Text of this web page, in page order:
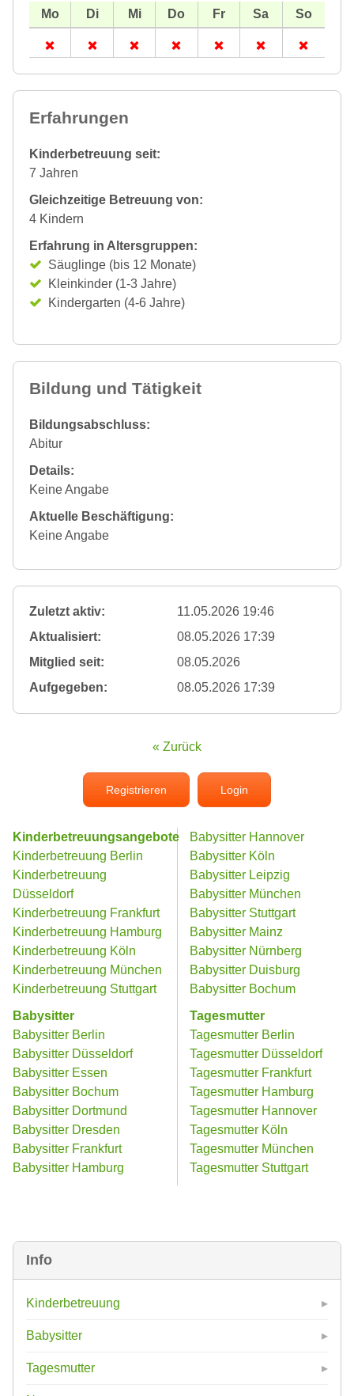
Info
Kinderbetreuung
Babysitter
Tagesmutter
Erfahrungen
Kinderbetreuung seit:
7 Jahren
Gleichzeitige Betreuung von:
4 Kindern
Erfahrung in Altersgruppen:
Säuglinge (bis 12 Monate)
Kleinkinder (1-3 Jahre)
Kindergarten (4-6 Jahre)
Bildung und Tätigkeit
Bildungsabschluss:
Abitur
Details:
Keine Angabe
Aktuelle Beschäftigung:
Keine Angabe
Zuletzt aktiv:
11.05.2026 19:46
Aktualisiert:
08.05.2026 17:39
Mitglied seit:
08.05.2026
Aufgegeben:
08.05.2026 17:39
« Zurück
Registrieren Login
Kinderbetreuungsangebote
Kinderbetreuung Berlin
Kinderbetreuung
Düsseldorf
Kinderbetreuung Frankfurt
Kinderbetreuung Hamburg
Kinderbetreuung Köln
Kinderbetreuung München
Kinderbetreuung Stuttgart
Babysitter
Babysitter Berlin
Babysitter Düsseldorf
Babysitter Essen
Babysitter Bochum
Babysitter Dortmund
Babysitter Dresden
Babysitter Frankfurt
Babysitter Hamburg
Babysitter Hannover
Babysitter Köln
Babysitter Leipzig
Babysitter München
Babysitter Stuttgart
Babysitter Mainz
Babysitter Nürnberg
Babysitter Duisburg
Babysitter Bochum
Tagesmutter
Tagesmutter Berlin
Tagesmutter Düsseldorf
Tagesmutter Frankfurt
Tagesmutter Hamburg
Tagesmutter Hannover
Tagesmutter Köln
Tagesmutter München
Tagesmutter Stuttgart